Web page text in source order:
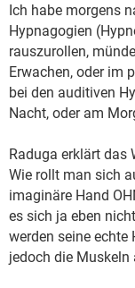
Ich habe morgens
Hypnagogien
rauszurollen,
Erwachen, oder im
bei den auditiven
Nacht, oder am
Raduga erklärt das
Wie rollt man sich
imaginäre Hand
es sich ja eben
werden seine echte
jedoch die Muskeln